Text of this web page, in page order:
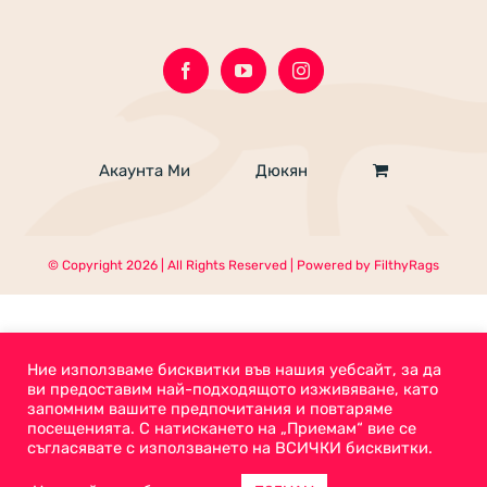
Акаунта Ми Дюкян
© Copyright 2026 | All Rights Reserved | Powered by FilthyRags
Ние използваме бисквитки във нашия уебсайт, за да
ви предоставим най-подходящото изживяване, като
запомним вашите предпочитания и повтаряме
посещенията. С натискането на „Приемам“ вие се
съгласявате с използването на ВСИЧКИ бисквитки.